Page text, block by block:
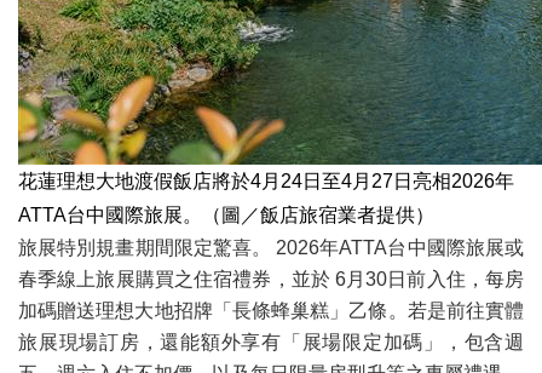
花蓮理想大地渡假飯店將於4月24日至4月27日亮相2026年
ATTA台中國際旅展。（圖／飯店旅宿業者提供）
旅展特別規畫期間限定驚喜。 2026年ATTA台中國際旅展或
春季線上旅展購買之住宿禮券，並於 6月30日前入住，每房
加碼贈送理想大地招牌「長條蜂巢糕」乙條。若是前往實體
旅展現場訂房，還能額外享有「展場限定加碼」，包含週